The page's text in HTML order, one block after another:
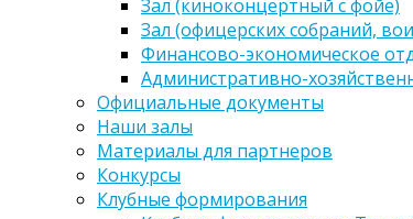
Зал (киноконцертный с фойе)
Зал (офицерских собраний,
Финансово-экономическое
Административно-
Официальные документы
Наши залы
Материалы для партнеров
Конкурсы
Клубные формирования